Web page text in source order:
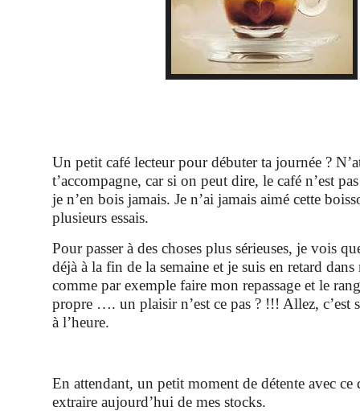
Un petit café lecteur pour débuter ta journée ?
t’accompagne, car si on peut dire, le café n’est
je n’en bois jamais. Je n’ai jamais aimé cette
plusieurs essais.
Pour passer à des choses plus sérieuses, je vois
déjà à la fin de la semaine et je suis en retard dans
comme par exemple faire mon repassage et le
propre …. un plaisir n’est ce pas ? !!! Allez, c’est
à l’heure.
En attendant, un petit moment de détente avec ce
extraire aujourd’hui de mes stocks.